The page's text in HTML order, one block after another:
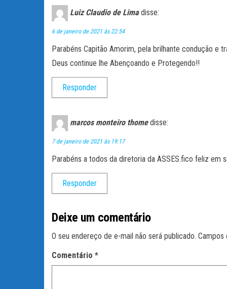
Luiz Claudio de Lima disse:
6 de janeiro de 2021 às 22:54
Parabéns Capitão Amorim, pela brilhante condução e
Deus continue lhe Abençoando e Protegendo!!
Responder
marcos monteiro thome disse:
7 de janeiro de 2021 às 19:17
Parabéns a todos da diretoria da ASSES.fico feliz em
Responder
Deixe um comentário
O seu endereço de e-mail não será publicado. Campos
Comentário *